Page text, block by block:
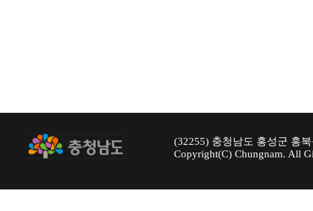
(32255) 충청남도 홍성군 홍
Copyright(C) Chungnam. All